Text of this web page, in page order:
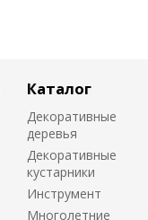
Каталог
Декоративные
деревья
Декоративные
кустарники
Инструмент
Многолетние